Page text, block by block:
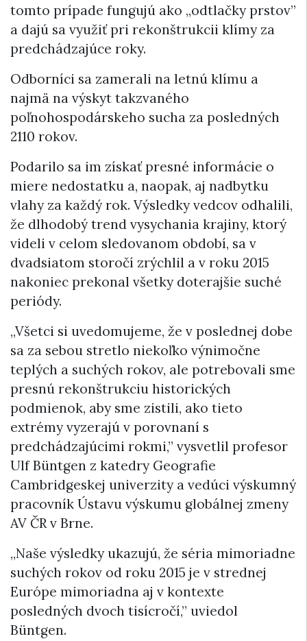
tomto prípade fungujú ako „odtlačky prstov”
a dajú sa využiť pri rekonštrukcii klímy za
predchádzajúce roky.
Odborníci sa zamerali na letnú klímu a
najmä na výskyt takzvaného
poľnohospodárskeho sucha za posledných
2110 rokov.
Podarilo sa im získať presné informácie o
miere nedostatku a, naopak, aj nadbytku
vlahy za každý rok. Výsledky vedcov odhalili,
že dlhodobý trend vysychania krajiny, ktorý
videli v celom sledovanom období, sa v
dvadsiatom storočí zrýchlil a v roku 2015
nakoniec prekonal všetky doterajšie suché
periódy.
„Všetci si uvedomujeme, že v poslednej dobe
sa za sebou stretlo niekoľko výnimočne
teplých a suchých rokov, ale potrebovali sme
presnú rekonštrukciu historických
podmienok, aby sme zistili, ako tieto
extrémy vyzerajú v porovnaní s
predchádzajúcimi rokmi,” vysvetlil profesor
Ulf Büntgen z katedry Geografie
Cambridgeskej univerzity a vedúci výskumný
pracovník Ústavu výskumu globálnej zmeny
AV ČR v Brne.
„Naše výsledky ukazujú, že séria mimoriadne
suchých rokov od roku 2015 je v strednej
Európe mimoriadna aj v kontexte
posledných dvoch tisícročí,” uviedol
Büntgen.